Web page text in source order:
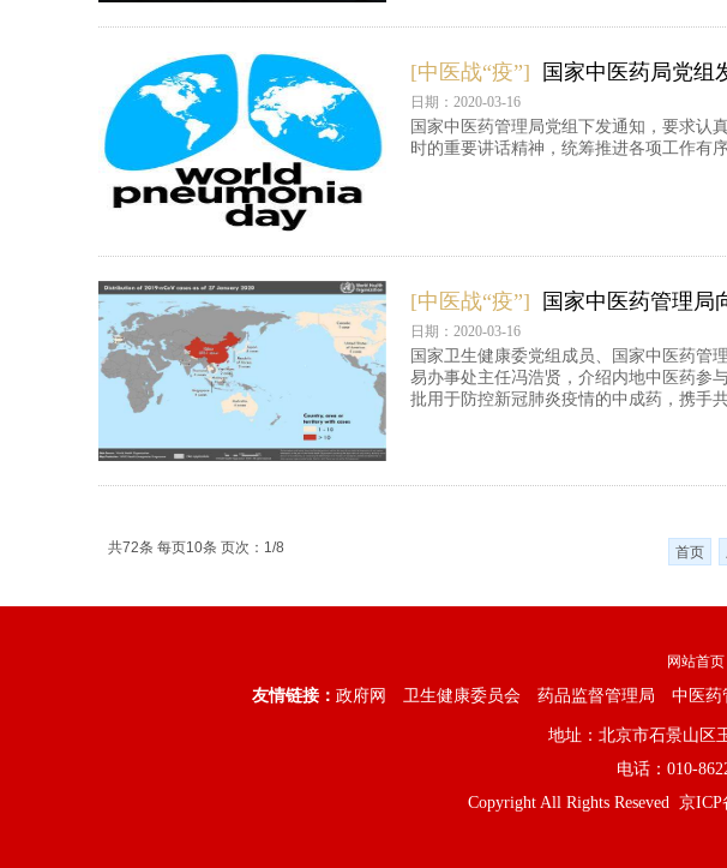
[中医战“疫”] 国家中医药局党组
日期：2020-03-16
国家中医药管理局党组下发通知，要求认
时的重要讲话精神，统筹推进各项工作有
[中医战“疫”] 国家中医药管理局
日期：2020-03-16
国家卫生健康委党组成员、国家中医药管
易办事处主任冯浩贤，介绍内地中医药参
批用于防控新冠肺炎疫情的中成药，携手
共72条 每页10条 页次：1/8 首页
网站首页
友情链接： 政府网 卫生健康委员会 药品监督管理局 中医药
地址：北京市石景山区
电话：010-
Copyright All Rights Reseved 京ICP